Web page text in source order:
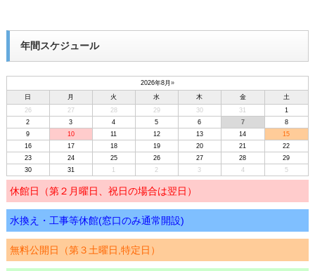
年間スケジュール
2026年8月 »
日
月 火 水 木 金
土
26
27 28 29 30 31
1
2
3 4 5 6 7
8
9
10 11 12 13 14
15
16
17 18 19 20 21
22
23
24 25 26 27 28
29
30
31 1 2 3 4 5
休館日（第２月曜日、祝日の場合は翌日）
水換え・工事等休館(窓口のみ通常開設)
無料公開日（第３土曜日,特定日）